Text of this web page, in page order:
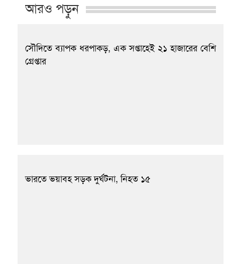
আরও পড়ুন
সৌদিতে ব্যাপক ধরপাকড়, এক সপ্তাহেই ২১ হাজারের বেশি
গ্রেপ্তার
ভারতে ভয়াবহ সড়ক দুর্ঘটনা, নিহত ১৫